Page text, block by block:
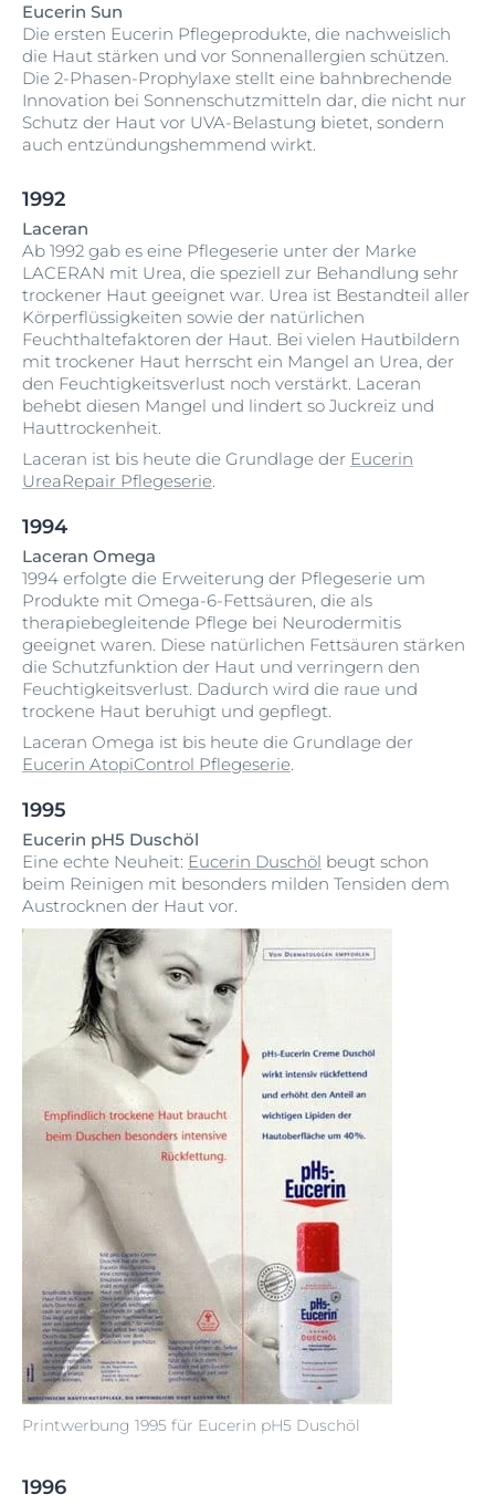
Eucerin Sun
Die ersten Eucerin Pflegeprodukte, die nachweislich
die Haut stärken und vor Sonnenallergien schützen.
Die 2-Phasen-Prophylaxe stellt eine bahnbrechende
Innovation bei Sonnenschutzmitteln dar, die nicht nur
Schutz der Haut vor UVA-Belastung bietet, sondern
auch entzündungshemmend wirkt.
1992
Laceran
Ab 1992 gab es eine Pflegeserie unter der Marke
LACERAN mit Urea, die speziell zur Behandlung sehr
trockener Haut geeignet war. Urea ist Bestandteil aller
Körperflüssigkeiten sowie der natürlichen
Feuchthaltefaktoren der Haut. Bei vielen Hautbildern
mit trockener Haut herrscht ein Mangel an Urea, der
den Feuchtigkeitsverlust noch verstärkt. Laceran
behebt diesen Mangel und lindert so Juckreiz und
Hauttrockenheit.
Laceran ist bis heute die Grundlage der Eucerin
UreaRepair Pflegeserie.
1994
Laceran Omega
1994 erfolgte die Erweiterung der Pflegeserie um
Produkte mit Omega-6-Fettsäuren, die als
therapiebegleitende Pflege bei Neurodermitis
geeignet waren. Diese natürlichen Fettsäuren stärken
die Schutzfunktion der Haut und verringern den
Feuchtigkeitsverlust. Dadurch wird die raue und
trockene Haut beruhigt und gepflegt.
Laceran Omega ist bis heute die Grundlage der
Eucerin AtopiControl Pflegeserie.
1995
Printwerbung 1995 für Eucerin pH5 Duschöl
Eucerin pH5 Duschöl
Eine echte Neuheit: Eucerin Duschöl beugt schon
beim Reinigen mit besonders milden Tensiden dem
Austrocknen der Haut vor.
1996